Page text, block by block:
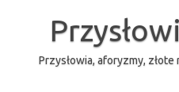
Przysłowia, aforyzmy,